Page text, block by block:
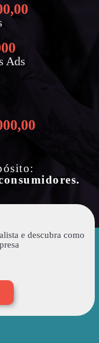
,00
Ads
,00
e descubra como